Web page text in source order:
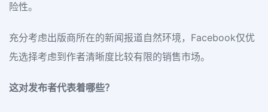
险性。
充分考虑出版商所在的新闻报道自然环境，Facebook仅优
先选择考虑到作者清晰度比较有限的销售市场。
这对发布者代表着哪些？